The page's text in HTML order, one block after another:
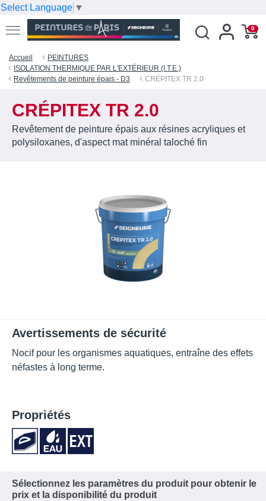
Select Language ▼
0
Accueil
PEINTURES
ISOLATION THERMIQUE PAR L'EXTÉRIEUR (I.T.E.)
Revêtements de peinture épais - D3
CRÉPITEX TR 2.0
CRÉPITEX TR 2.0
Revêtement de peinture épais aux résines acryliques et
polysiloxanes, d'aspect mat minéral taloché fin
Avertissements de sécurité
Nocif pour les organismes aquatiques, entraîne des effets
néfastes à long terme.
Propriétés
Sélectionnez les paramètres du produit pour obtenir le
prix et la disponibilité du produit